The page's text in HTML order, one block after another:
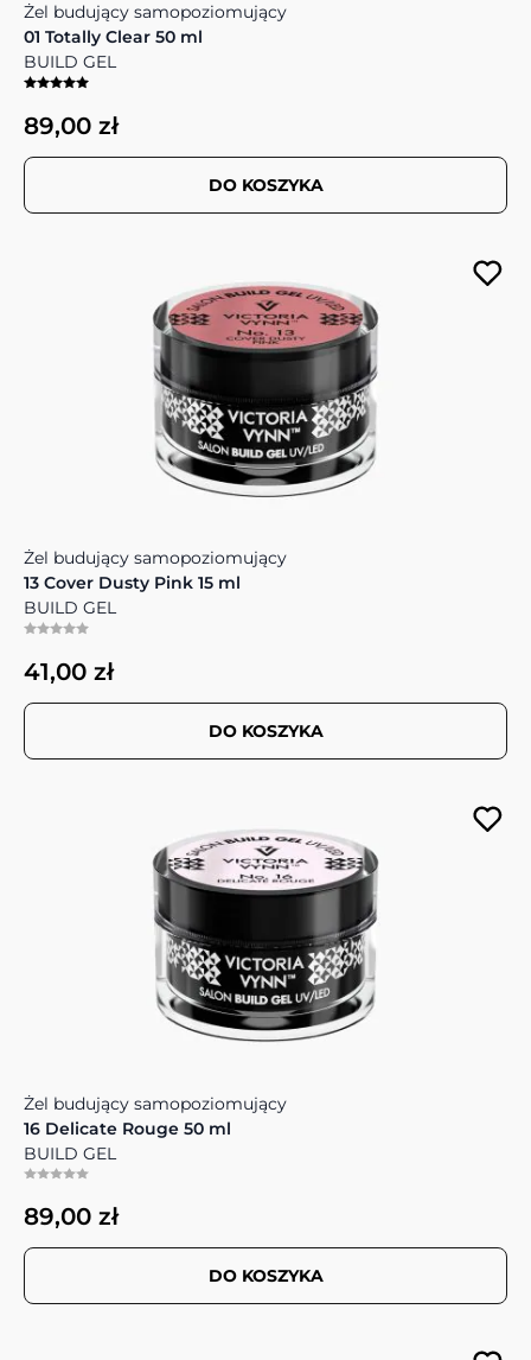
Żel budujący samopoziomujący
01 Totally Clear 50 ml
BUILD GEL
89,00 zł
DO KOSZYKA
Żel budujący samopoziomujący
13 Cover Dusty Pink 15 ml
BUILD GEL
41,00 zł
DO KOSZYKA
Żel budujący samopoziomujący
16 Delicate Rouge 50 ml
BUILD GEL
89,00 zł
DO KOSZYKA